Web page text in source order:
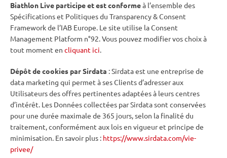
Biathlon Live participe et est conformeà l’ensemble des
Spécifications et Politiques du Transparency & Consent
Framework de l’IAB Europe. Le site utilise la Consent
Management Platform n°92. Vous pouvez modifier vos choix à
tout moment en cliquant ici.
Dépôt de cookies par Sirdata : Sirdata est une entreprise de
data marketing qui permet à ses Clients d’adresser aux
Utilisateurs des offres pertinentes adaptées à leurs centres
d’intérêt. Les Données collectées par Sirdata sont conservées
pour une durée maximale de 365 jours, selon la finalité du
traitement, conformément aux lois en vigueur et principe de
minimisation. En savoir plus : https://www.sirdata.com/vie-
privee/